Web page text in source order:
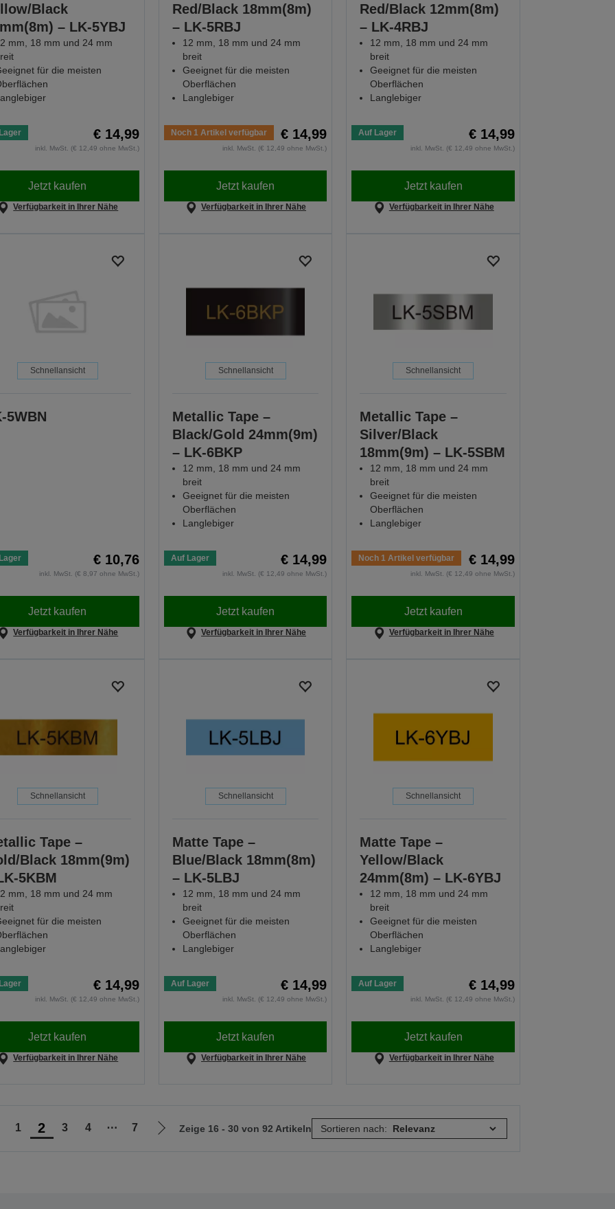
Black
– LK-5YBJ
mm, 18 mm und 24 mm
für die meisten
€ 14,99
inkl. MwSt. (€ 12,49 ohne MwSt.)
Jetzt kaufen
Verfügbarkeit in Ihrer Nähe
Red/Black 18mm(8m)
– LK-5RBJ
12 mm, 18 mm und 24 mm
breit
Geeignet für die meisten
Oberflächen
Langlebiger
Noch 1 Artikel verfügbar € 14,99
inkl. MwSt. (€ 12,49 ohne MwSt.)
Jetzt kaufen
Verfügbarkeit in Ihrer Nähe
Red/Black 12mm(8m)
– LK-4RBJ
12 mm, 18 mm und 24 mm
breit
Geeignet für die meisten
Oberflächen
Langlebiger
Auf Lager € 14,99
inkl. MwSt. (€ 12,49 ohne MwSt.)
Jetzt kaufen
Verfügbarkeit in Ihrer Nähe
Schnellansicht
5WBN
€ 10,76
inkl. MwSt. (€ 8,97 ohne MwSt.)
Jetzt kaufen
Verfügbarkeit in Ihrer Nähe
Schnellansicht
Metallic Tape –
Black/Gold 24mm(9m)
– LK-6BKP
12 mm, 18 mm und 24 mm
breit
Geeignet für die meisten
Oberflächen
Langlebiger
Auf Lager € 14,99
inkl. MwSt. (€ 12,49 ohne MwSt.)
Jetzt kaufen
Verfügbarkeit in Ihrer Nähe
Schnellansicht
Metallic Tape –
Silver/Black
18mm(9m) – LK-5SBM
12 mm, 18 mm und 24 mm
breit
Geeignet für die meisten
Oberflächen
Langlebiger
Noch 1 Artikel verfügbar € 14,99
inkl. MwSt. (€ 12,49 ohne MwSt.)
Jetzt kaufen
Verfügbarkeit in Ihrer Nähe
Schnellansicht
Tape –
Black 18mm(9m)
5KBM
mm, 18 mm und 24 mm
für die meisten
€ 14,99
inkl. MwSt. (€ 12,49 ohne MwSt.)
Jetzt kaufen
Verfügbarkeit in Ihrer Nähe
Schnellansicht
Matte Tape –
Blue/Black 18mm(8m)
– LK-5LBJ
12 mm, 18 mm und 24 mm
breit
Geeignet für die meisten
Oberflächen
Langlebiger
Auf Lager € 14,99
inkl. MwSt. (€ 12,49 ohne MwSt.)
Jetzt kaufen
Verfügbarkeit in Ihrer Nähe
Schnellansicht
Matte Tape –
Yellow/Black
24mm(8m) – LK-6YBJ
12 mm, 18 mm und 24 mm
breit
Geeignet für die meisten
Oberflächen
Langlebiger
Auf Lager € 14,99
inkl. MwSt. (€ 12,49 ohne MwSt.)
Jetzt kaufen
Verfügbarkeit in Ihrer Nähe
1 2 3 4 ⋯ 7
Zur
Zeige 16 - 30 von 92 Artikeln Sortieren nach: